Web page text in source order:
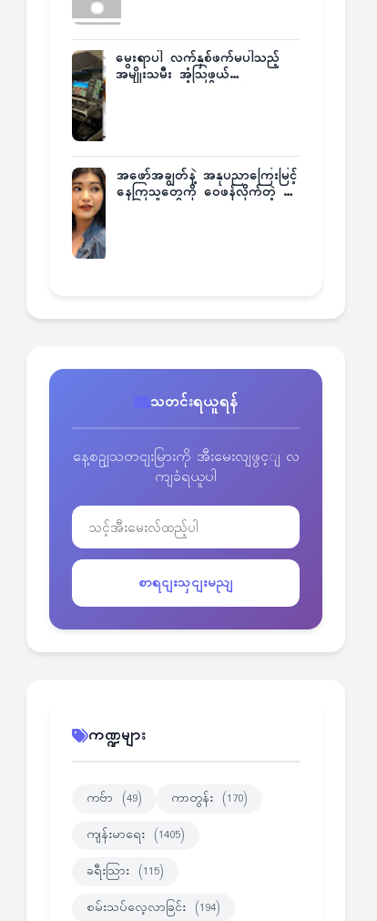
မွေးရာပါ လက်နှစ်ဖက်မပါသည့်
အမျိုးသမီး အံ့သြဖွယ်
အဖော်အချွတ်နဲ့ အနုပညာကြေးမြင့်
နေကြသူတွေကို ဝေဖန်လိုက်တဲ့ သ
သတင်းရယူရန်
နေ့စဥျသတငျးမြားကို အီးမေးလျဖွင့ျ လ
ကျခံရယူပါ
စာရငျးသှငျးမညျ
ကဏ္ဍများ
ကဗ်ာ (49) ကာတွန်း (170)
ကျန်းမာရေး (1405)
ခရီးသြား (115)
စမ်းသပ်လေ့လာခြင်း (194)